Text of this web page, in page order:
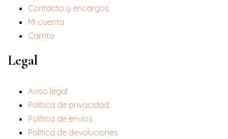
Contacto y encargos
Mi cuenta
Carrito
Legal
Aviso legal
Política de privacidad
Política de envíos
Política de devoluciones